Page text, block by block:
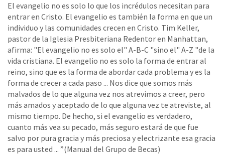
El evangelio no es solo lo que los incrédulos necesitan para
entrar en Cristo. El evangelio es también la forma en que un
individuo y las comunidades crecen en Cristo. Tim Keller,
pastor de la Iglesia Presbiteriana Redentor en Manhattan,
afirma: "El evangelio no es solo el" A-B-C "sino el" A-Z "de la
vida cristiana. El evangelio no es solo la forma de entrar al
reino, sino que es la forma de abordar cada problema y es la
forma de crecer a cada paso ... Nos dice que somos más
malvados de lo que alguna vez nos atrevimos a creer, pero
más amados y aceptado de lo que alguna vez te atreviste, al
mismo tiempo. De hecho, si el evangelio es verdadero,
cuanto más vea su pecado, más seguro estará de que fue
salvo por pura gracia y más preciosa y electrizante esa gracia
es para usted ... ”(Manual del Grupo de Becas)